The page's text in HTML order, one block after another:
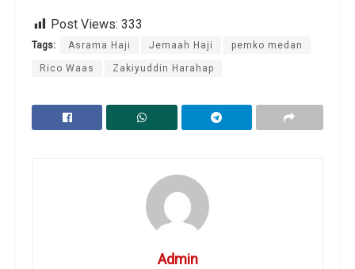
Post Views: 333
Tags: Asrama Haji Jemaah Haji pemko medan
Rico Waas Zakiyuddin Harahap
Admin